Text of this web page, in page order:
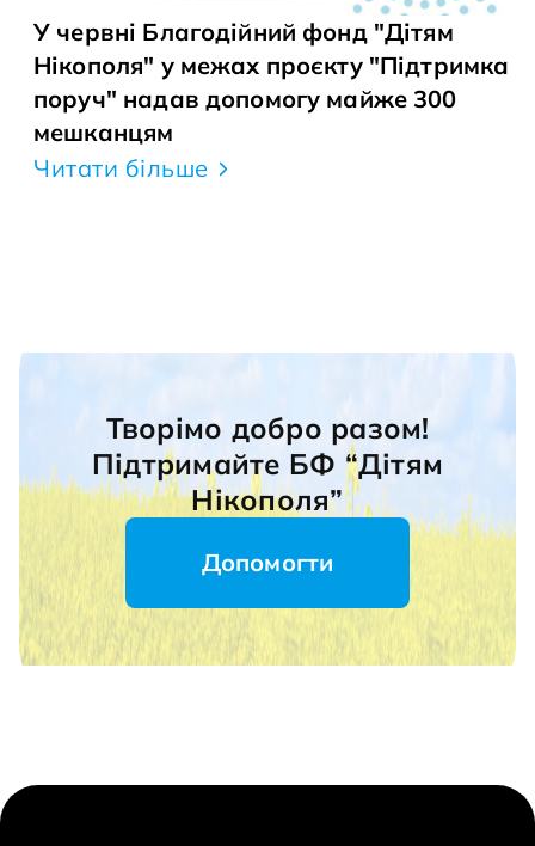
У червні Благодійний фонд "Дітям
Нікополя" у межах проєкту "Підтримка
поруч" надав допомогу майже 300
мешканцям
Читати більше
Творімо добро разом!
Підтримайте БФ “Дітям
Нікополя”
Допомогти